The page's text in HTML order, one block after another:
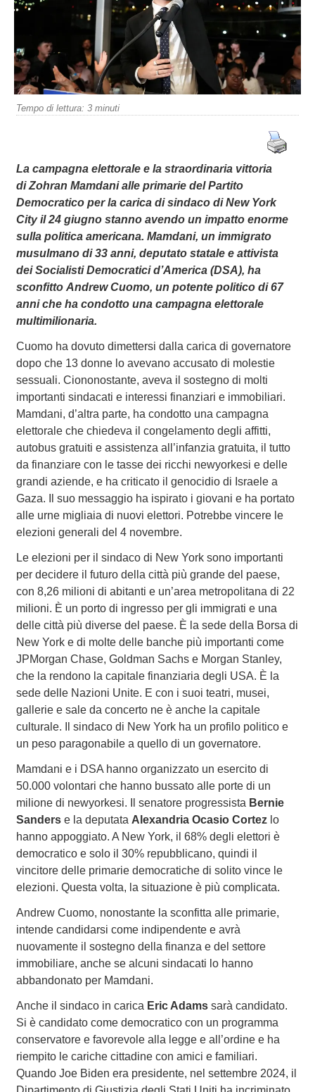
Tempo di lettura: 3 minuti
La campagna elettorale e la straordinaria vittoria
di Zohran Mamdani alle primarie del Partito
Democratico per la carica di sindaco di New York
City il 24 giugno stanno avendo un impatto enorme
sulla politica americana. Mamdani, un immigrato
musulmano di 33 anni, deputato statale e attivista
dei Socialisti Democratici d’America (DSA), ha
sconfitto Andrew Cuomo, un potente politico di 67
anni che ha condotto una campagna elettorale
multimilionaria.
Cuomo ha dovuto dimettersi dalla carica di governatore
dopo che 13 donne lo avevano accusato di molestie
sessuali. Ciononostante, aveva il sostegno di molti
importanti sindacati e interessi finanziari e immobiliari.
Mamdani, d’altra parte, ha condotto una campagna
elettorale che chiedeva il congelamento degli affitti,
autobus gratuiti e assistenza all’infanzia gratuita, il tutto
da finanziare con le tasse dei ricchi newyorkesi e delle
grandi aziende, e ha criticato il genocidio di Israele a
Gaza. Il suo messaggio ha ispirato i giovani e ha portato
alle urne migliaia di nuovi elettori. Potrebbe vincere le
elezioni generali del 4 novembre.
Le elezioni per il sindaco di New York sono importanti
per decidere il futuro della città più grande del paese,
con 8,26 milioni di abitanti e un’area metropolitana di 22
milioni. È un porto di ingresso per gli immigrati e una
delle città più diverse del paese. È la sede della Borsa di
New York e di molte delle banche più importanti come
JPMorgan Chase, Goldman Sachs e Morgan Stanley,
che la rendono la capitale finanziaria degli USA. È la
sede delle Nazioni Unite. E con i suoi teatri, musei,
gallerie e sale da concerto ne è anche la capitale
culturale. Il sindaco di New York ha un profilo politico e
un peso paragonabile a quello di un governatore.
Mamdani e i DSA hanno organizzato un esercito di
50.000 volontari che hanno bussato alle porte di un
milione di newyorkesi. Il senatore progressista Bernie
Sanderse la deputata Alexandria Ocasio Cortezlo
hanno appoggiato. A New York, il 68% degli elettori è
democratico e solo il 30% repubblicano, quindi il
vincitore delle primarie democratiche di solito vince le
elezioni. Questa volta, la situazione è più complicata.
Andrew Cuomo, nonostante la sconfitta alle primarie,
intende candidarsi come indipendente e avrà
nuovamente il sostegno della finanza e del settore
immobiliare, anche se alcuni sindacati lo hanno
abbandonato per Mamdani.
Anche il sindaco in carica Eric Adamssarà candidato.
Si è candidato come democratico con un programma
conservatore e favorevole alla legge e all’ordine e ha
riempito le cariche cittadine con amici e familiari.
Quando Joe Biden era presidente, nel settembre 2024, il